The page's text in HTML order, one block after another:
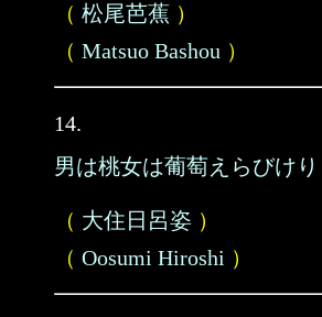
（ 松尾芭蕉 ）
（ Matsuo Bashou ）
14.
男は桃女は葡萄えらびけり
（ 大住日呂姿 ）
（ Oosumi Hiroshi ）